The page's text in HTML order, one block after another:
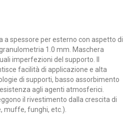
a spessore per esterno con aspetto di
1.0 mm. Maschera
imperfezioni del supporto. Il
facilità di applicazione e alta
di supporti, basso assorbimento
agli agenti atmosferici.
il rivestimento dalla crescita di
muffe, funghi, etc.).